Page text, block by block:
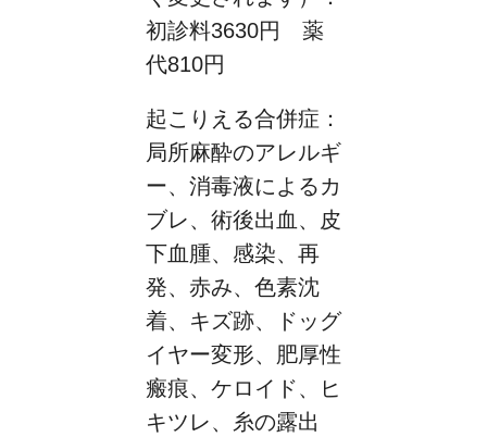
初診料3630円 薬
代810円
起こりえる合併症：
局所麻酔のアレルギ
ー、消毒液によるカ
ブレ、術後出血、皮
下血腫、感染、再
発、赤み、色素沈
着、キズ跡、ドッグ
イヤー変形、肥厚性
瘢痕、ケロイド、ヒ
キツレ、糸の露出